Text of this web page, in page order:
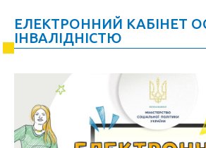
ЕЛЕКТРОННИЙ КАБІНЕТ
ІНВАЛІДНІСТЮ